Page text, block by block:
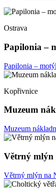
Ostrava
Papilonia –
Papilonia –
Kopřivnice
Muzeum
Muzeum
Větrný mlýn
Větrný mlýn na